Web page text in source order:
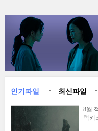
인기파일 최신파일
8월
럭키